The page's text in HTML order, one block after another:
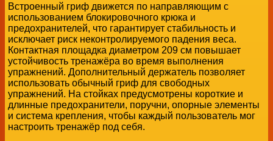
Встроенный гриф движется по направляющим с
использованием блокировочного крюка и
предохранителей, что гарантирует стабильность и
исключает риск неконтролируемого падения веса.
Контактная площадка диаметром 209 см повышает
устойчивость тренажёра во время выполнения
упражнений. Дополнительный держатель позволяет
использовать обычный гриф для свободных
упражнений. На стойках предусмотрены короткие и
длинные предохранители, поручни, опорные элементы
и система крепления, чтобы каждый пользователь мог
настроить тренажёр под себя.